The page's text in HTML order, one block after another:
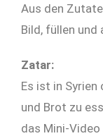
Aus den
Bild, füllen und
Zatar:
Es ist in
und Brot zu
das Mini-Video